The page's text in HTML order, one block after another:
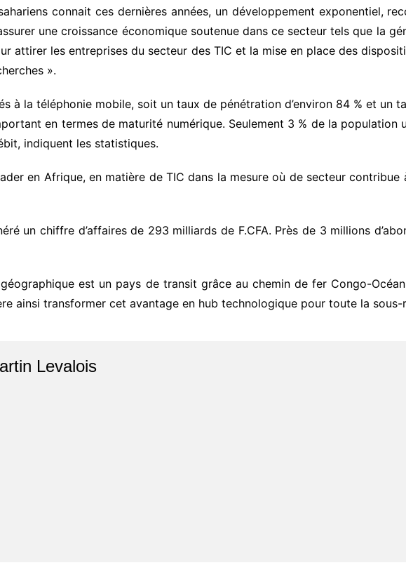
connait ces dernières années, un développement exponentiel,
une croissance économique soutenue dans ce secteur tels que la
attirer les entreprises du secteur des TIC et la mise en place des
».
à la téléphonie mobile, soit un taux de pénétration d’environ 84 % et un
en termes de maturité numérique. Seulement 3 % de la population
indiquent les statistiques.
en Afrique, en matière de TIC dans la mesure où de secteur contribue
un chiffre d’affaires de 293 milliards de F.CFA. Près de 3 millions
est un pays de transit grâce au chemin de fer Congo-
ainsi transformer cet avantage en hub technologique pour toute la sous-
Levalois